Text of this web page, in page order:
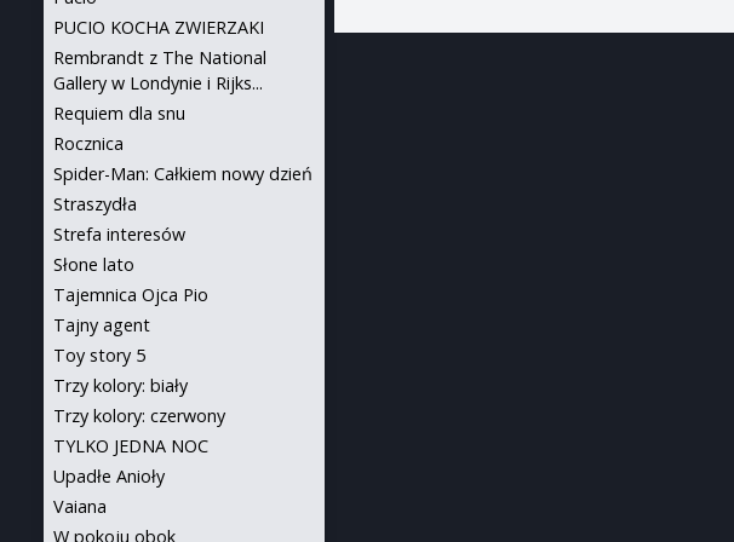
PUCIO KOCHA ZWIERZAKI
Rembrandt z The National
Gallery w Londynie i Rijks...
Requiem dla snu
Rocznica
Spider-Man: Całkiem nowy dzień
Straszydła
Strefa interesów
Słone lato
Tajemnica Ojca Pio
Tajny agent
Toy story 5
Trzy kolory: biały
Trzy kolory: czerwony
TYLKO JEDNA NOC
Upadłe Anioły
Vaiana
W pokoju obok